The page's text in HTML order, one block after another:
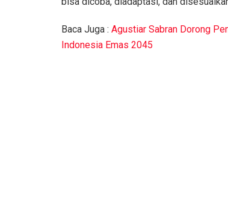
Baca Juga : Agustiar Sabran Dorong
Indonesia Emas 2045